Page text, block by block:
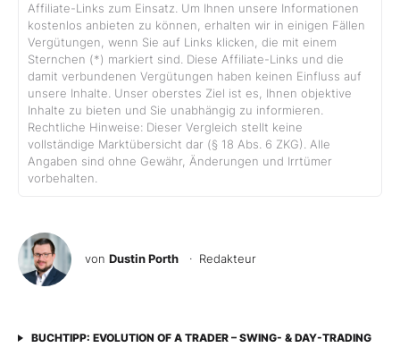
Affiliate-Links zum Einsatz. Um Ihnen unsere Informationen
kostenlos anbieten zu können, erhalten wir in einigen Fällen
Vergütungen, wenn Sie auf Links klicken, die mit einem
Sternchen (*) markiert sind. Diese Affiliate-Links und die
damit verbundenen Vergütungen haben keinen Einfluss auf
unsere Inhalte. Unser oberstes Ziel ist es, Ihnen objektive
Inhalte zu bieten und Sie unabhängig zu informieren.
Rechtliche Hinweise: Dieser Vergleich stellt keine
vollständige Marktübersicht dar (§ 18 Abs. 6 ZKG). Alle
Angaben sind ohne Gewähr, Änderungen und Irrtümer
vorbehalten.
von Dustin Porth · Redakteur
BUCHTIPP: EVOLUTION OF A TRADER – SWING- & DAY-TRADING